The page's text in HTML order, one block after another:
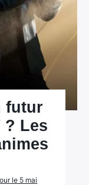
futur
? Les
le 5 mai